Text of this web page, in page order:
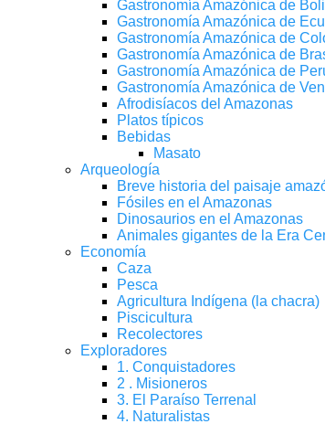
Gastronomía Amazónica de
Gastronomía Amazónica de
Gastronomía Amazónica de
Gastronomía Amazónica de
Gastronomía Amazónica de
Gastronomía Amazónica de
Afrodisíacos del Amazonas
Platos típicos
Bebidas
Masato
Arqueología
Breve historia del paisaje
Fósiles en el Amazonas
Dinosaurios en el Amazonas
Animales gigantes de la Era
Economía
Caza
Pesca
Agricultura Indígena (la chacra)
Piscicultura
Recolectores
Exploradores
1. Conquistadores
2 . Misioneros
3. El Paraíso Terrenal
4. Naturalistas